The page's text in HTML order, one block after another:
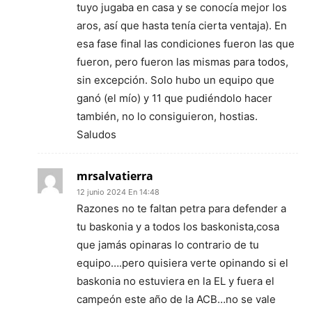
tuyo jugaba en casa y se conocía mejor los
aros, así que hasta tenía cierta ventaja). En
esa fase final las condiciones fueron las que
fueron, pero fueron las mismas para todos,
sin excepción. Solo hubo un equipo que
ganó (el mío) y 11 que pudiéndolo hacer
también, no lo consiguieron, hostias.
Saludos
mrsalvatierra
12 junio 2024 En 14:48
Razones no te faltan petra para defender a
tu baskonia y a todos los baskonista,cosa
que jamás opinaras lo contrario de tu
equipo….pero quisiera verte opinando si el
baskonia no estuviera en la EL y fuera el
campeón este año de la ACB…no se vale